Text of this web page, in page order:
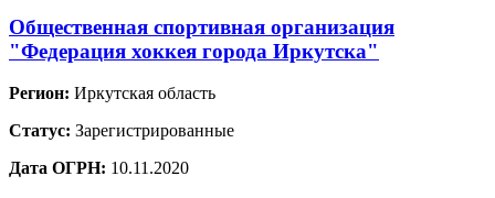
Общественная спортивная организация
"Федерация хоккея города Иркутска"
Регион: Иркутская область
Статус: Зарегистрированные
Дата ОГРН: 10.11.2020